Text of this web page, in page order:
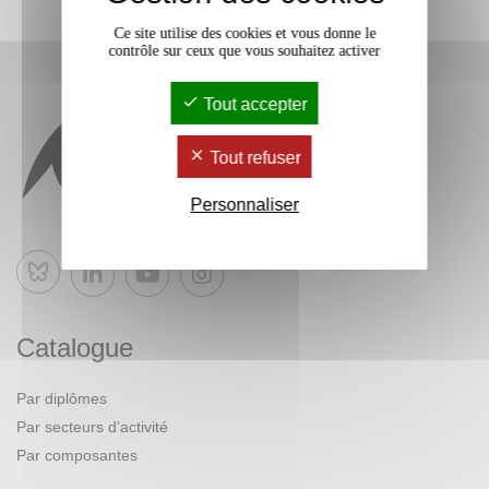
Bluesky
Catalogue
Par diplômes
Par secteurs d’activité
Par composantes
Ce site utilise des cookies et vous donne le
contrôle sur ceux que vous souhaitez activer
Tout accepter
Tout refuser
Personnaliser